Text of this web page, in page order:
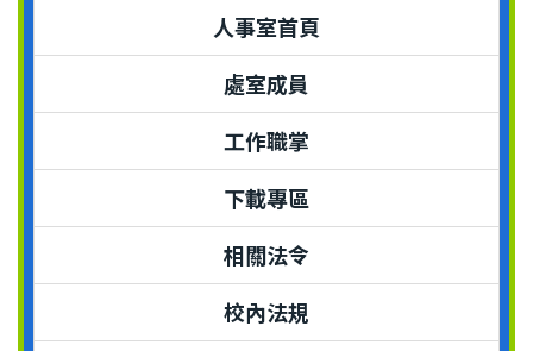
人事室首頁
處室成員
工作職掌
下載專區
相關法令
校內法規